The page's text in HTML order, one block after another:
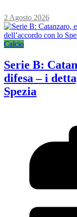
2 Agosto 2026
Calcio
Serie B:
difesa – i
Spezia